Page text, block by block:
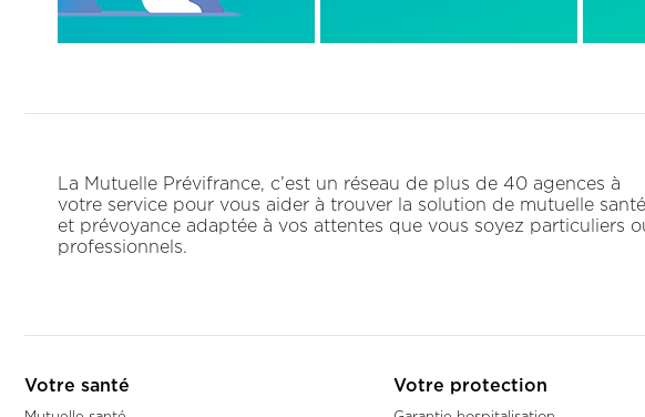
La Mutuelle Prévifrance, c’est un réseau de plus de 40 agences à
votre service pour vous aider à trouver la solution de mutuelle santé
et prévoyance adaptée à vos attentes que vous soyez particuliers
professionnels.
Votre santé Votre protection